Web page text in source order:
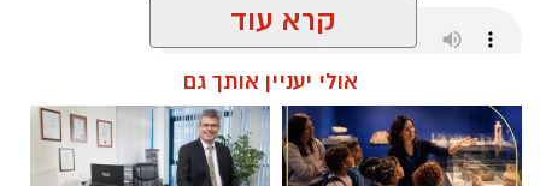
שחר כחלון / 18:01 07.08.26
קרא עוד
אולי יעניין אותך גם